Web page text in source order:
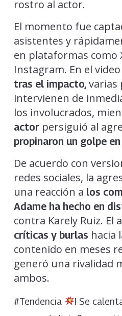
rostro al actor.
El momento fue
asistentes y
en plataformas como
Instagram. En el
tras el impacto,varias
intervienen de
los involucrados,
actor persiguió al
propinaron un golpe
De acuerdo con
redes sociales, la
una reacción a los
Adame ha hecho en
contra Karely Ruiz. El
críticas y burlas hacia
contenido en meses
generó una rivalidad
ambos.
#Tendencia
I Se